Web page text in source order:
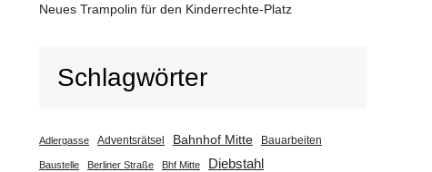
Neues Trampolin für den Kinderrechte-Platz
Schlagwörter
Adlergasse Adventsrätsel Bahnhof Mitte Bauarbeiten
Baustelle Berliner Straße Bhf Mitte Diebstahl